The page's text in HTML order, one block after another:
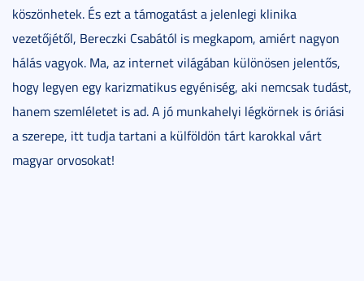
köszönhetek. És ezt a támogatást a jelenlegi klinika
vezetőjétől, Bereczki Csabától is megkapom, amiért nagyon
hálás vagyok. Ma, az internet világában különösen jelentős,
hogy legyen egy karizmatikus egyéniség, aki nemcsak tudást,
hanem szemléletet is ad. A jó munkahelyi légkörnek is óriási
a szerepe, itt tudja tartani a külföldön tárt karokkal várt
magyar orvosokat!